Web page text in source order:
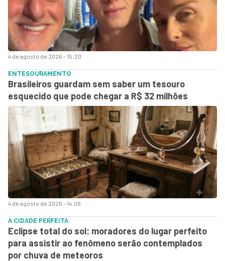
4 de agosto de 2026 - 15:20
4 de agosto de 2026 - 14:06
ENTESOURAMENTO
Brasileiros guardam sem saber um tesouro
esquecido que pode chegar a R$ 32 milhões
A CIDADE PERFEITA
Eclipse total do sol: moradores do lugar perfeito
para assistir ao fenômeno serão contemplados
por chuva de meteoros